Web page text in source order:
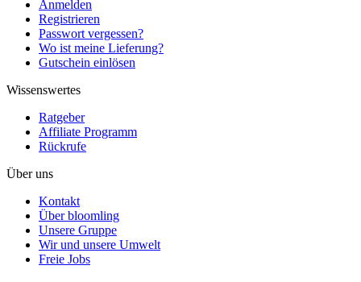
Anmelden
Registrieren
Passwort vergessen?
Wo ist meine Lieferung?
Gutschein einlösen
Wissenswertes
Ratgeber
Affiliate Programm
Rückrufe
Über uns
Kontakt
Über bloomling
Unsere Gruppe
Wir und unsere Umwelt
Freie Jobs